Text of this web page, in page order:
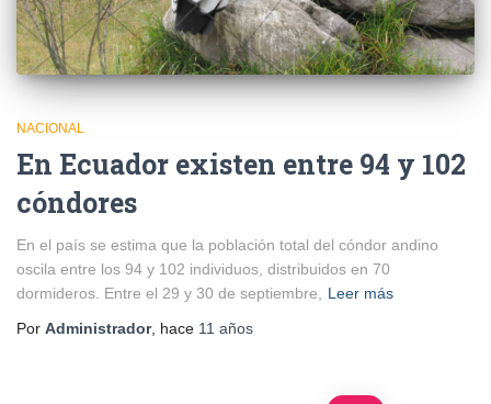
NACIONAL
En Ecuador existen entre 94 y 102
cóndores
En el país se estima que la población total del cóndor andino
oscila entre los 94 y 102 individuos, distribuidos en 70
dormideros. Entre el 29 y 30 de septiembre, Leer más
Por Administrador, hace 11 años